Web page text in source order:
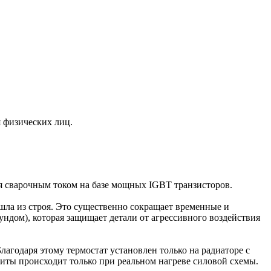
физических лиц.
током на базе мощных IGBT транзисторов.
из строя. Это существенно сокращает временные и
которая защищает детали от агрессивного воздействия
этому термостат установлен только на радиаторе с
происходит только при реальном нагреве силовой схемы.